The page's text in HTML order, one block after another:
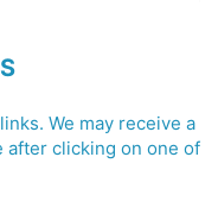
We may receive a
after clicking on one of